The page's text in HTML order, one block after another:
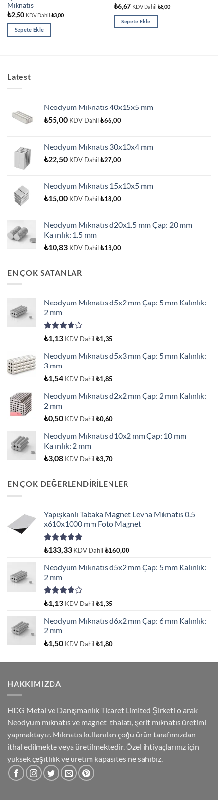
Mıknatıs
₺2,50 KDV Dahil ₺3,00
Sepete Ekle
₺6,67 KDV Dahil ₺8,00
Sepete Ekle
Latest
Neodyum Mıknatıs 40x15x5 mm
₺55,00 KDV Dahil₺66,00
Neodyum Mıknatıs 30x10x4 mm
₺22,50 KDV Dahil₺27,00
Neodyum Mıknatıs 15x10x5 mm
₺15,00 KDV Dahil₺18,00
Neodyum Mıknatıs d20x1.5 mm Çap: 20 mm
Kalınlık: 1.5 mm
₺10,83 KDV Dahil₺13,00
EN ÇOK SATANLAR
Neodyum Mıknatıs d5x2 mm Çap: 5 mm Kalınlık:
2 mm
5
üzerinden
4.00
oy
aldı
₺1,13 KDV Dahil₺1,35
Neodyum Mıknatıs d5x3 mm Çap: 5 mm Kalınlık:
3 mm
₺1,54 KDV Dahil₺1,85
Neodyum Mıknatıs d2x2 mm Çap: 2 mm Kalınlık:
2 mm
₺0,50 KDV Dahil₺0,60
Neodyum Mıknatıs d10x2 mm Çap: 10 mm
Kalınlık: 2 mm
₺3,08 KDV Dahil₺3,70
EN ÇOK DEĞERLENDİRİLENLER
Yapışkanlı Tabaka Magnet Levha Mıknatıs 0.5
x610x1000 mm Foto Magnet
5 üzerinden
oy
aldı
₺133,33 KDV Dahil₺160,00
Neodyum Mıknatıs d5x2 mm Çap: 5 mm Kalınlık:
2 mm
5
üzerinden
4.00
oy
aldı
₺1,13 KDV Dahil₺1,35
Neodyum Mıknatıs d6x2 mm Çap: 6 mm Kalınlık:
2 mm
₺1,50 KDV Dahil₺1,80
HAKKIMIZDA
HDG Metal ve Danışmanlık Ticaret Limited Şirketi olarak
Neodyum mıknatıs ve magnet ithalatı, şerit mıknatıs üretimi
yapmaktayız. Mıknatıs kullanılan çoğu ürün tarafımızdan
ithal edilmekte veya üretilmektedir. Özel ihtiyaçlarınız için
yüksek çeşitlilik ve üretim kapasitesine sahibiz.